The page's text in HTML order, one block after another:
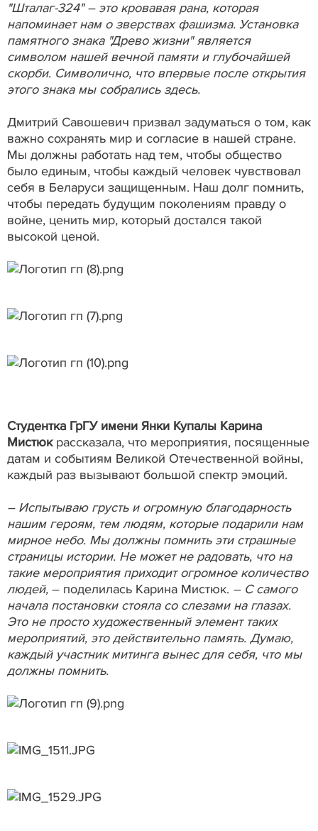
"Шталаг-324" – это кровавая рана, которая
напоминает нам о зверствах фашизма. Установка
памятного знака "Древо жизни" является
символом нашей вечной памяти и глубочайшей
скорби. Символично, что впервые после открытия
этого знака мы собрались здесь.
Дмитрий Савошевич призвал задуматься о том, как
важно сохранять мир и согласие в нашей стране.
Мы должны работать над тем, чтобы общество
было единым, чтобы каждый человек чувствовал
себя в Беларуси защищенным. Наш долг помнить,
чтобы передать будущим поколениям правду о
войне, ценить мир, который достался такой
высокой ценой.
Студентка ГрГУ имени Янки Купалы Карина
Мистюк рассказала, что мероприятия, посященные
датам и событиям Великой Отечественной войны,
каждый раз вызывают большой спектр эмоций.
– Испытываю грусть и огромную благодарность
нашим героям, тем людям, которые подарили нам
мирное небо. Мы должны помнить эти страшные
страницы истории. Не может не радовать, что на
такие мероприятия приходит огромное количество
людей, – поделилась Карина Мистюк. – С самого
начала постановки стояла со слезами на глазах.
Это не просто художественный элемент таких
мероприятий, это действительно память. Думаю,
каждый участник митинга вынес для себя, что мы
должны помнить.